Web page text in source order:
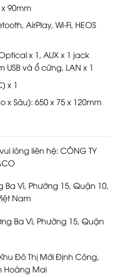
90mm
AirPlay, Wi-Fi, HEOS
x 1, AUX x 1 jack
USB và ổ cứng, LAN x 1
x 1
x Sâu): 650 x 75 x 120mm
lòng liên hệ: CÔNG TY
Ba Vì, Phường 15, Quận 10,
Nam
Ba Vì, Phường 15, Quận
Đô Thị Mới Định Công,
Hoàng Mai